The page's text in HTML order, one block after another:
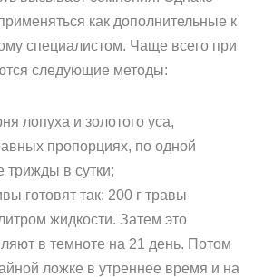
как дополнительные к
специалистом. Чаще всего при
следующие методы:
лопуха и золотого уса,
пропорциях, по одной
трижды в сутки;
готовят так: 200 г травы
жидкости. Затем это
в темноте на 21 день. Потом
ложке в утреннее время и на